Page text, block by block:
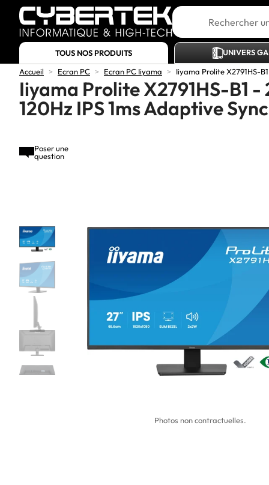
TOUS NOS PRODUITS UNIVERS
Accueil
> Ecran PC > Ecran PC Iiyama > Iiyama Prolite X2791HS-
Iiyama Prolite X2791HS-B1 -
120Hz IPS 1ms Adaptive Sync
Poser une
question
Photos non contractuelles.